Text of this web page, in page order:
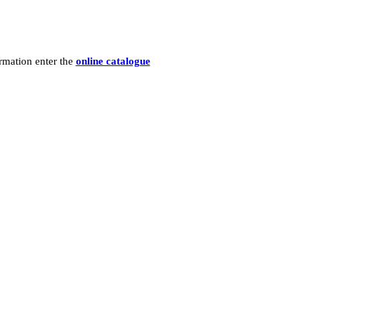
enter the online catalogue